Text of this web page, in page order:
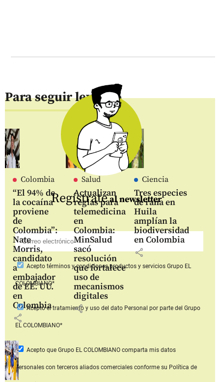
Para seguir leyendo
Colombia
“El 94% de
la cocaína
proviene
de
Colombia”:
Nate
Morris,
candidato
a
embajador
de EE. UU.
en
Colombia
share
Salud
Actualizan
reglas para
telemedicina
en
Colombia:
MinSalud
sacó
resolución
que fortalece
uso de
mecanismos
digitales
share
Ciencia
Tres especies
de rana en
Huila
amplían la
biodiversidad
en Colombia
share
Regístrateal newsletter
Aceptotérminos y condiciones productos y serviciosGrupo EL
COLOMBIANO*
Aceptoel tratamiento y uso del dato Personal por parte del Grupo
EL COLOMBIANO*
Acepto que Grupo EL COLOMBIANOcomparta mis datos
personales con terceros aliados comerciales conforme su Política de